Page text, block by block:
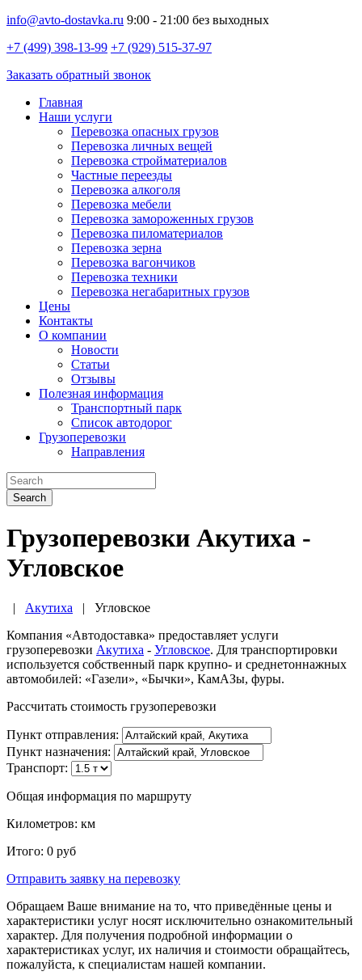
info@avto-dostavka.ru 9:00 - 21:00 без выходных
+7 (499) 398-13-99 +7 (929) 515-37-97
Заказать обратный звонок
Главная
Наши услуги
Перевозка опасных грузов
Перевозка личных вещей
Перевозка стройматериалов
Частные переезды
Перевозка алкоголя
Перевозка мебели
Перевозка замороженных грузов
Перевозка пиломатериалов
Перевозка зерна
Перевозка вагончиков
Перевозка техники
Перевозка негабаритных грузов
Цены
Контакты
О компании
Новости
Статьи
Отзывы
Полезная информация
Транспортный парк
Список автодорог
Грузоперевозки
Направления
Search
Грузоперевозки Акутиха -
Угловское
| Акутиха | Угловское
Компания «Автодоставка» предоставляет услуги
грузоперевозки Акутиха - Угловское. Для транспортировки
используется собственный парк крупно- и среднетоннажных
автомобилей: «Газели», «Бычки», КамАЗы, фуры.
Рассчитать стоимость грузоперевозки
Пункт отправления:
Пункт назначения:
Транспорт:
Общая информация по маршруту
Километров: км
Итого: 0 руб
Отправить заявку на перевозку
Обращаем Ваше внимание на то, что приведённые цены и
характеристики услуг носят исключительно ознакомительный
характер. Для получения подробной информации о
характеристиках услуг, их наличия и стоимости обращайтесь,
пожалуйста, к специалистам нашей компании.